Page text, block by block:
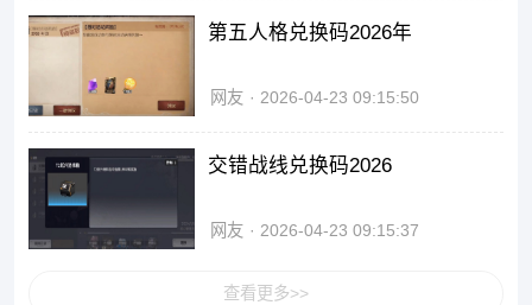
第五人格兑换码2026年
网友 2026-04-23 09:15:50
交错战线兑换码2026
网友 2026-04-23 09:15:37
查看更多>>